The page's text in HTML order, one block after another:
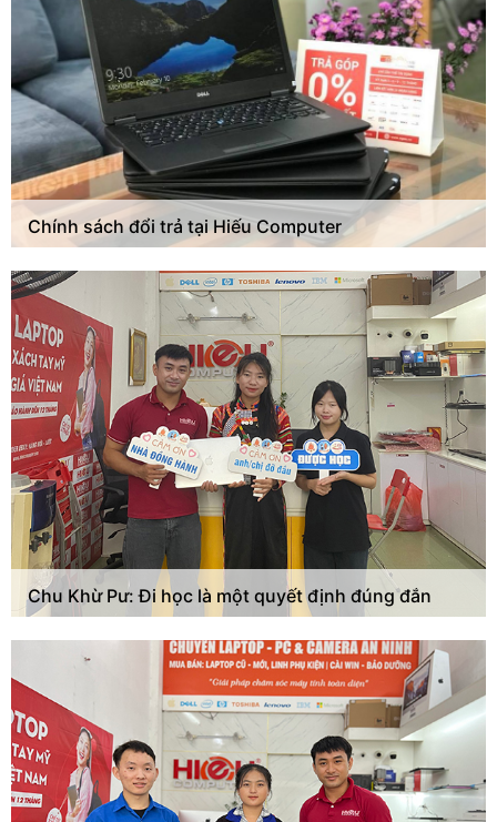
Chính sách đổi trả tại Hiếu Computer
Chu Khừ Pư: Đi học là một quyết định đúng đắn